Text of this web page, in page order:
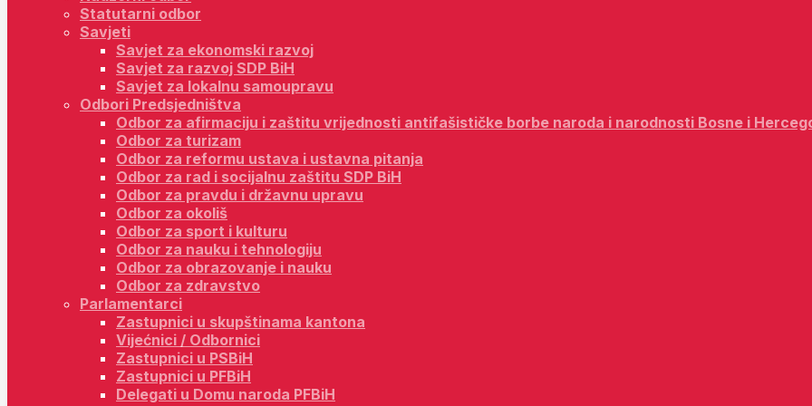
Statutarni odbor
Savjeti
Savjet za ekonomski razvoj
Savjet za razvoj SDP BiH
Savjet za lokalnu samoupravu
Odbori Predsjedništva
Odbor za afirmaciju i zaštitu vrijednosti antifašističke borbe naroda i narodnosti Bosne i
Odbor za turizam
Odbor za reformu ustava i ustavna pitanja
Odbor za rad i socijalnu zaštitu SDP BiH
Odbor za pravdu i državnu upravu
Odbor za okoliš
Odbor za sport i kulturu
Odbor za nauku i tehnologiju
Odbor za obrazovanje i nauku
Odbor za zdravstvo
Parlamentarci
Zastupnici u skupštinama kantona
Vijećnici / Odbornici
Zastupnici u PSBiH
Zastupnici u PFBiH
Delegati u Domu naroda PFBiH